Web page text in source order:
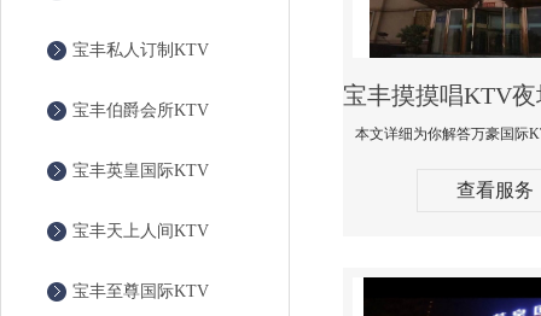
宝丰私人订制KTV
宝丰伯爵会所KTV
宝丰英皇国际KTV
宝丰天上人间KTV
宝丰至尊国际KTV
查看服务